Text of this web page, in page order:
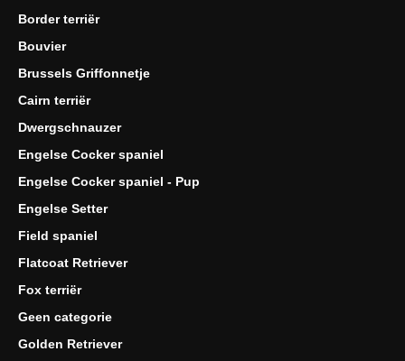
Border terriër
Bouvier
Brussels Griffonnetje
Cairn terriër
Dwergschnauzer
Engelse Cocker spaniel
Engelse Cocker spaniel - Pup
Engelse Setter
Field spaniel
Flatcoat Retriever
Fox terriër
Geen categorie
Golden Retriever